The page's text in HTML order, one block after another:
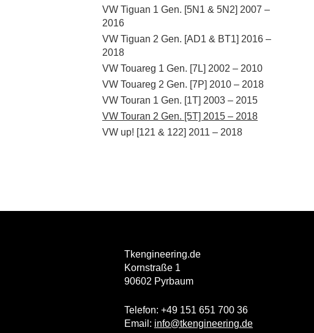
VW Tiguan 1 Gen. [5N1 & 5N2] 2007 –
2016
VW Tiguan 2 Gen. [AD1 & BT1] 2016 –
2018
VW Touareg 1 Gen. [7L] 2002 – 2010
VW Touareg 2 Gen. [7P] 2010 – 2018
VW Touran 1 Gen. [1T] 2003 – 2015
VW Touran 2 Gen. [5T] 2015 – 2018
VW up! [121 & 122] 2011 – 2018
Tkengineering.de
Kornstraße 1
90602 Pyrbaum
Telefon: +49 151 651 700 36
Email: info@tkengineering.de